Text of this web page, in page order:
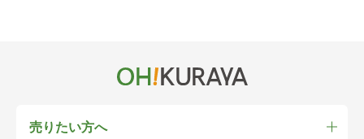
売りたい方へ